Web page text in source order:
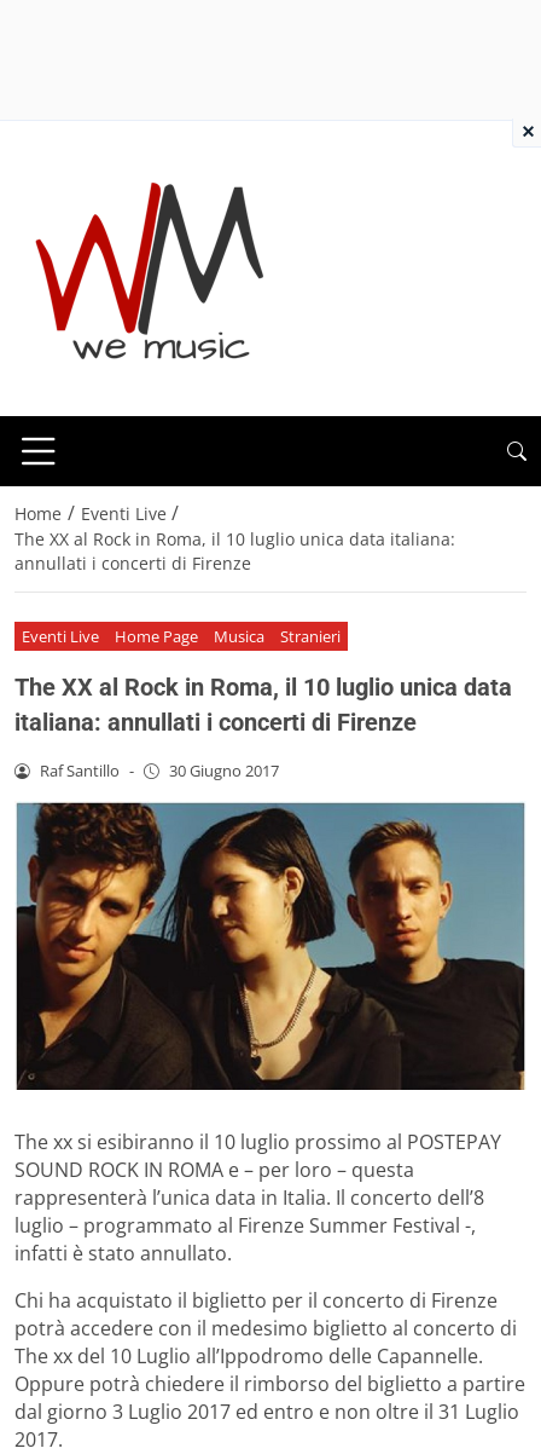
Home / Eventi Live /
The XX al Rock in Roma, il 10 luglio unica data italiana:
annullati i concerti di Firenze
Eventi Live Home Page Musica Stranieri
The XX al Rock in Roma, il 10 luglio unica data
italiana: annullati i concerti di Firenze
Raf Santillo - 30 Giugno 2017
The xx si esibiranno il 10 luglio prossimo al POSTEPAY
SOUND ROCK IN ROMA e – per loro – questa
rappresenterà l’unica data in Italia. Il concerto dell’8
luglio – programmato al Firenze Summer Festival -,
infatti è stato annullato.
Chi ha acquistato il biglietto per il concerto di Firenze
potrà accedere con il medesimo biglietto al concerto di
The xx del 10 Luglio all’Ippodromo delle Capannelle.
Oppure potrà chiedere il rimborso del biglietto a partire
dal giorno 3 Luglio 2017 ed entro e non oltre il 31 Luglio
2017.
×